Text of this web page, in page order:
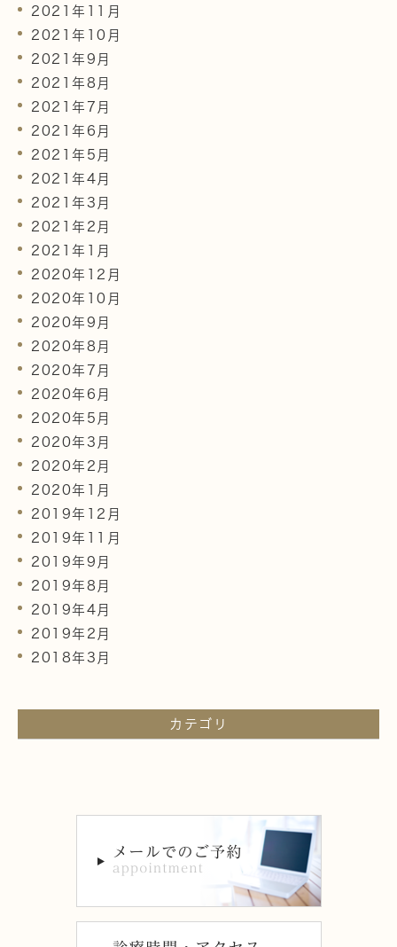
2021年11月
2021年10月
2021年9月
2021年8月
2021年7月
2021年6月
2021年5月
2021年4月
2021年3月
2021年2月
2021年1月
2020年12月
2020年10月
2020年9月
2020年8月
2020年7月
2020年6月
2020年5月
2020年3月
2020年2月
2020年1月
2019年12月
2019年11月
2019年9月
2019年8月
2019年4月
2019年2月
2018年3月
カテゴリ